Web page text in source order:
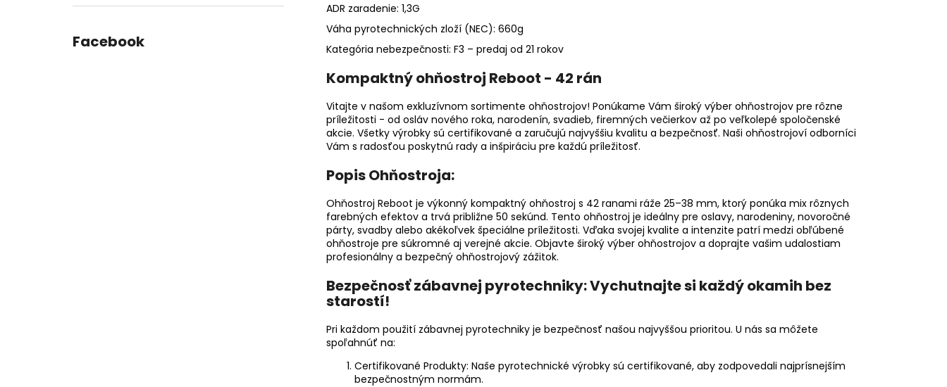
Facebook
ADR zaradenie: 1,3G
Váha pyrotechnických zloží (NEC): 660g
Kategória nebezpečnosti: F3 – predaj od 21 rokov
Kompaktný ohňostroj Reboot - 42 rán
Vitajte v našom exkluzívnom sortimente ohňostrojov! Ponúkame Vám široký výber ohňostrojov pre rôzne
príležitosti - od osláv nového roka, narodenín, svadieb, firemných večierkov až po veľkolepé spoločenské
akcie. Všetky výrobky sú certifikované a zaručujú najvyššiu kvalitu a bezpečnosť. Naši ohňostrojoví odborníci
Vám s radosťou poskytnú rady a inšpiráciu pre každú príležitosť.
Popis Ohňostroja:
Ohňostroj Reboot je výkonný kompaktný ohňostroj s 42 ranami ráže 25–38 mm, ktorý ponúka mix rôznych
farebných efektov a trvá približne 50 sekúnd. Tento ohňostroj je ideálny pre oslavy, narodeniny, novoročné
párty, svadby alebo akékoľvek špeciálne príležitosti. Vďaka svojej kvalite a intenzite patrí medzi obľúbené
ohňostroje pre súkromné aj verejné akcie. Objavte široký výber ohňostrojov a doprajte vašim udalostiam
profesionálny a bezpečný ohňostrojový zážitok.
Bezpečnosť zábavnej pyrotechniky: Vychutnajte si každý okamih bez
starostí!
Pri každom použití zábavnej pyrotechniky je bezpečnosť našou najvyššou prioritou. U nás sa môžete
spoľahnúť na:
Certifikované Produkty: Naše pyrotechnické výrobky sú certifikované, aby zodpovedali najprísnejším
bezpečnostným normám.